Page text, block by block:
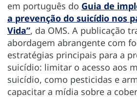
em português do Guia de
a prevenção do suicídio nos
Vida”, da OMS. A publicação
abordagem abrangente com
estratégias principais para a
suicídio: limitar o acesso aos
suicídio, como pesticidas e
capacitar a mídia sobre a